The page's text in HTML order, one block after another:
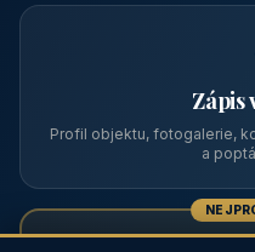
Zápis
Profil objektu, fotogalerie,
a